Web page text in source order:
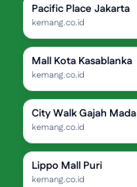
Pacific Place Jakarta
kemang.co.id
Mall Kota Kasablanka
kemang.co.id
City Walk Gajah Mada
kemang.co.id
Lippo Mall Puri
kemang.co.id